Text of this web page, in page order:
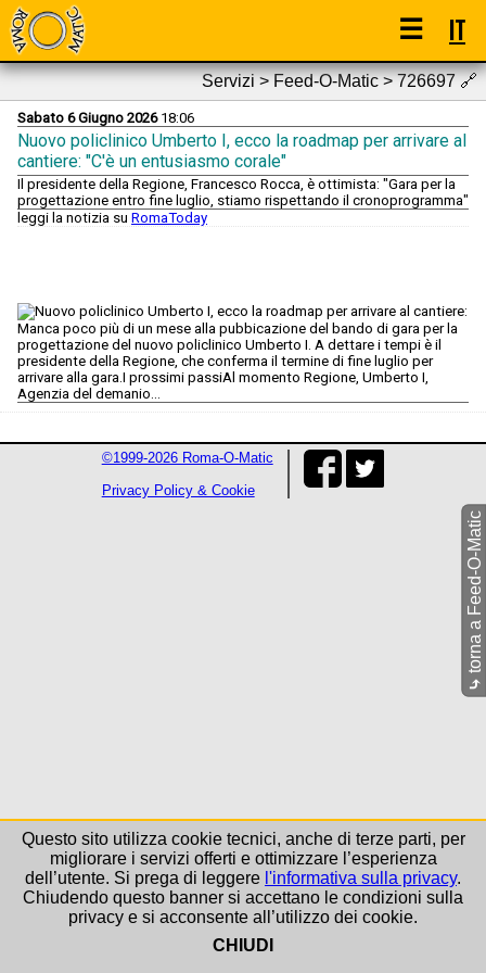
☰ IT
Servizi > Feed-O-Matic > 726697🔗
Sabato 6 Giugno 202618:06
Nuovo policlinico Umberto I, ecco la roadmap per arrivare al
cantiere: "C'è un entusiasmo corale"
Il presidente della Regione, Francesco Rocca, è ottimista: "Gara per la
progettazione entro fine luglio, stiamo rispettando il cronoprogramma"
leggi la notizia su RomaToday
Manca poco più di un mese alla pubbicazione del bando di gara per la
progettazione del nuovo policlinico Umberto I. A dettare i tempi è il
presidente della Regione, che conferma il termine di fine luglio per
arrivare alla gara.I prossimi passiAl momento Regione, Umberto I,
Agenzia del demanio...
⤷
torna a Feed-O-Matic
©1999-2026 Roma-O-Matic
Privacy Policy & Cookie
Questo sito utilizza cookie tecnici, anche di terze parti, per
migliorare i servizi offerti e ottimizzare l’esperienza
dell’utente. Si prega di leggere l'informativa sulla privacy.
Chiudendo questo banner si accettano le condizioni sulla
privacy e si acconsente all’utilizzo dei cookie.
CHIUDI